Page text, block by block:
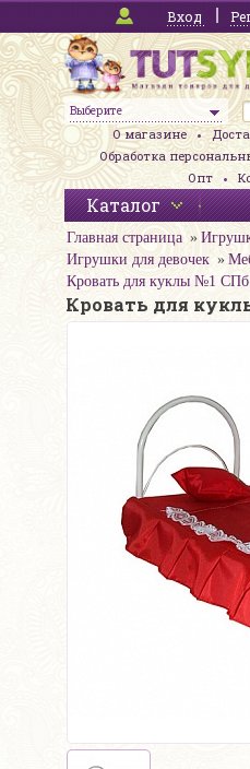
Вход
Выберите
О магазине
Обработка
Опт
Каталог
Главная страница
Игрушки для девочек
Кровать для куклы №1
Кровать для